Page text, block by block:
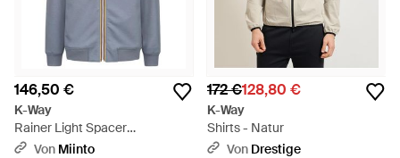
146,50 €
K-Way
Rainer Light Spacer
Reißverschluss-Sweatshirt -
Von Miinto
172 €128,80 €
K-Way
Shirts - Natur
Von Drestige